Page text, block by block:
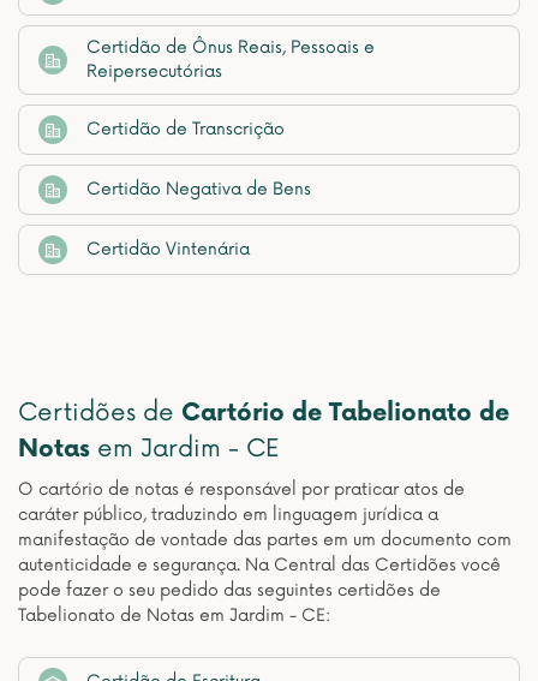
Certidão de Ônus Reais, Pessoais e
Reipersecutórias
Certidão de Transcrição
Certidão Negativa de Bens
Certidão Vintenária
Certidões de Cartório de Tabelionato de
Notas em Jardim - CE
O cartório de notas é responsável por praticar atos de
caráter público, traduzindo em linguagem jurídica a
manifestação de vontade das partes em um documento com
autenticidade e segurança. Na Central das Certidões você
pode fazer o seu pedido das seguintes certidões de
Tabelionato de Notas em Jardim - CE: